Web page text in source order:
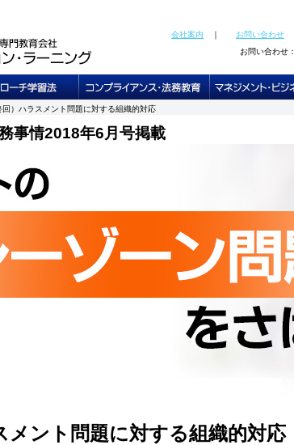
会社案内 ｜ お問い合わせ
お問い合わせ：
）ハラスメント問題に対する組織的対応
事情2018年6月号掲載
メント問題に対する組織的対応